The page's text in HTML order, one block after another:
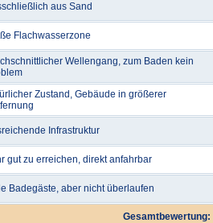
aus Sand
Flachwasserzone
Wellengang, zum Baden kein
Zustand, Gebäude in größerer
Infrastruktur
gut zu erreichen, direkt anfahrbar
Badegäste, aber nicht überlaufen
Gesamtbewertung: